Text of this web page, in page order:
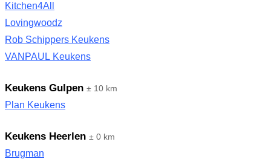
Kitchen4All
Lovingwoodz
Rob Schippers Keukens
VANPAUL Keukens
Keukens Gulpen ± 10 km
Plan Keukens
Keukens Heerlen ± 0 km
Brugman